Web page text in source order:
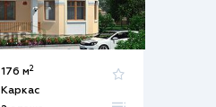
176 м2
Каркас